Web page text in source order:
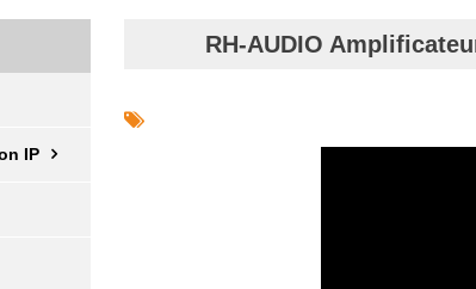
IP
RH-AUDIO